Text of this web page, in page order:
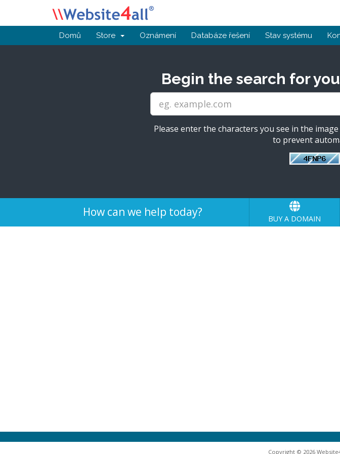
Domů Store Oznámení Databáze řešení Stav systému
Begin the search for
Please enter the characters you see in the
to prevent
How can we help today? BUY A DOMAIN
Copyright © 2026